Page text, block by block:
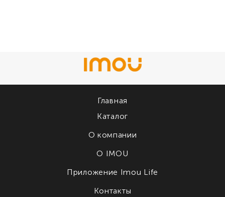
Главная
Каталог
О компании
О IMOU
Приложение Imou Life
Контакты